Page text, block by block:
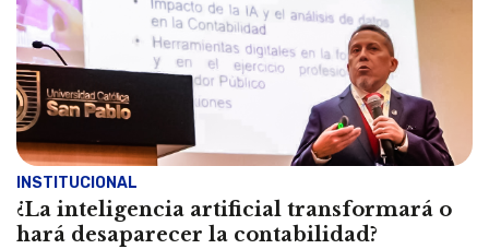
INSTITUCIONAL
¿La inteligencia artificial transformará o
hará desaparecer la contabilidad?